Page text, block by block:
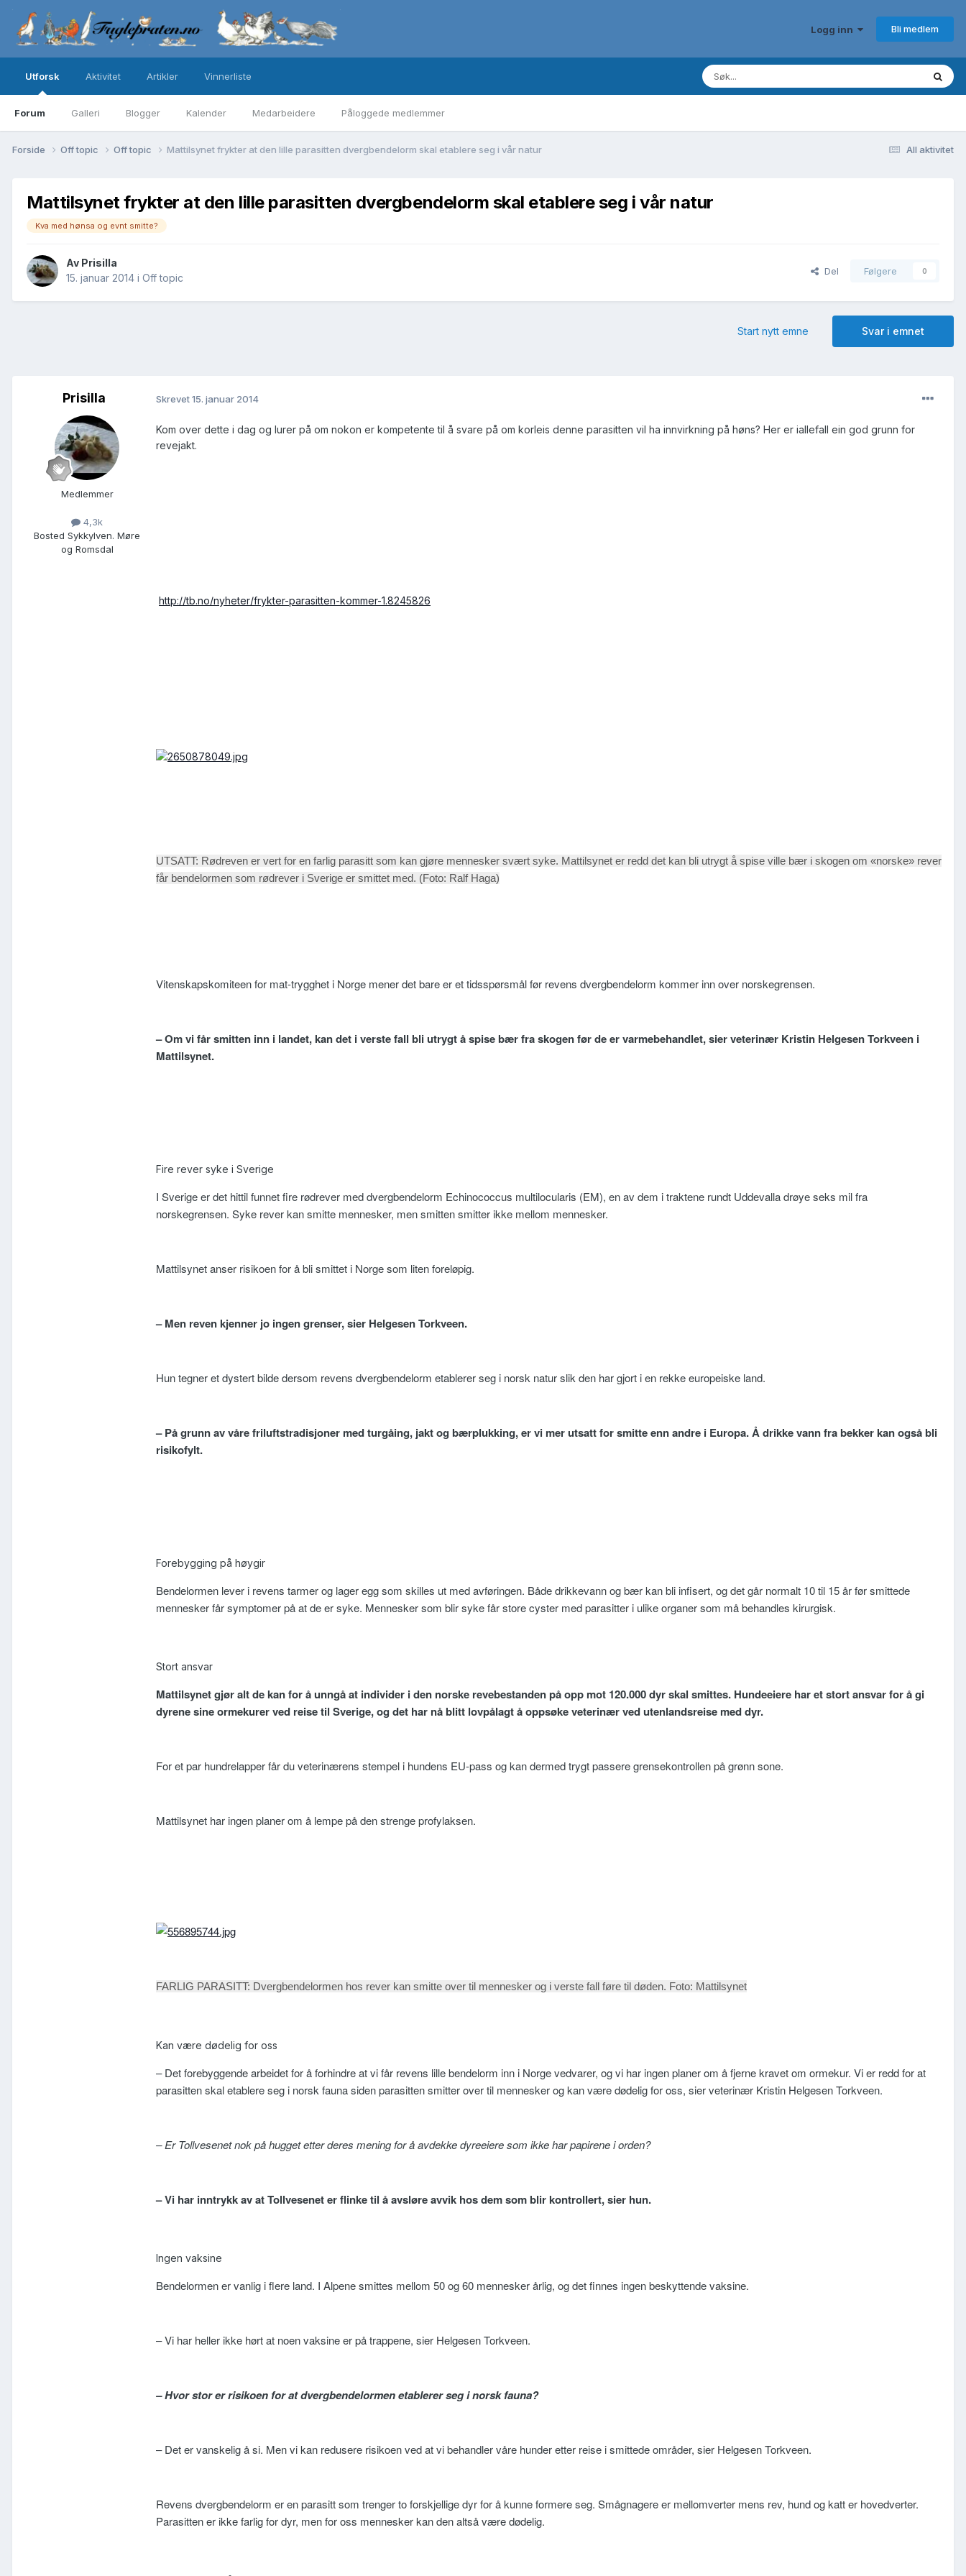
Logg inn Bli medlem
Utforsk
Forum Galleri Blogger Kalender Medarbeidere Påloggede medlemmer
Aktivitet Artikler Vinnerliste
All aktivitet
Forside Off topic Off topic Mattilsynet frykter at den lille parasitten dvergbendelorm skal etablere seg i vår natur
Mattilsynet frykter at den lille parasitten dvergbendelorm skal etablere seg i vår natur
Kva med hønsa og evnt smitte?
Av Prisilla
15. januar 2014 i Off topic
Del Følgere 0
Svar i emnet
Start nytt emne
Prisilla
Medlemmer
4,3k
Bosted Sykkylven. Møre
og Romsdal
Skrevet15. januar 2014
Kom over dette i dag og lurer på om nokon er kompetente til å svare på om korleis denne parasitten vil ha innvirkning på høns? Her er iallefall ein god grunn for
revejakt.
http://tb.no/nyheter/frykter-parasitten-kommer-1.8245826
UTSATT: Rødreven er vert for en farlig parasitt som kan gjøre mennesker svært syke. Mattilsynet er redd det kan bli utrygt å spise ville bær i skogen om «norske» rever
får bendelormen som rødrever i Sverige er smittet med. (Foto: Ralf Haga)
Vitenskapskomiteen for mat-trygghet i Norge mener det bare er et tidsspørsmål før revens dvergbendelorm kommer inn over norskegrensen.
– Om vi får smitten inn i landet, kan det i verste fall bli utrygt å spise bær fra skogen før de er varmebehandlet, sier veterinær Kristin Helgesen Torkveen i
Mattilsynet.
Fire rever syke i Sverige
I Sverige er det hittil funnet fire rødrever med dvergbendelorm Echinococcus multilocularis (EM), en av dem i traktene rundt Uddevalla drøye seks mil fra
norskegrensen. Syke rever kan smitte mennesker, men smitten smitter ikke mellom mennesker.
Mattilsynet anser risikoen for å bli smittet i Norge som liten foreløpig.
– Men reven kjenner jo ingen grenser, sier Helgesen Torkveen.
Hun tegner et dystert bilde dersom revens dvergbendelorm etablerer seg i norsk natur slik den har gjort i en rekke europeiske land.
– På grunn av våre friluftstradisjoner med turgåing, jakt og bærplukking, er vi mer utsatt for smitte enn andre i Europa. Å drikke vann fra bekker kan også bli
risikofylt.
Forebygging på høygir
Bendelormen lever i revens tarmer og lager egg som skilles ut med avføringen. Både drikkevann og bær kan bli infisert, og det går normalt 10 til 15 år før smittede
mennesker får symptomer på at de er syke. Mennesker som blir syke får store cyster med parasitter i ulike organer som må behandles kirurgisk.
Stort ansvar
Mattilsynet gjør alt de kan for å unngå at individer i den norske revebestanden på opp mot 120.000 dyr skal smittes. Hundeeiere har et stort ansvar for å gi
dyrene sine ormekurer ved reise til Sverige, og det har nå blitt lovpålagt å oppsøke veterinær ved utenlandsreise med dyr.
For et par hundrelapper får du veterinærens stempel i hundens EU-pass og kan dermed trygt passere grensekontrollen på grønn sone.
Mattilsynet har ingen planer om å lempe på den strenge profylaksen.
FARLIG PARASITT: Dvergbendelormen hos rever kan smitte over til mennesker og i verste fall føre til døden. Foto: Mattilsynet
Kan være dødelig for oss
– Det forebyggende arbeidet for å forhindre at vi får revens lille bendelorm inn i Norge vedvarer, og vi har ingen planer om å fjerne kravet om ormekur. Vi er redd for at
parasitten skal etablere seg i norsk fauna siden parasitten smitter over til mennesker og kan være dødelig for oss, sier veterinær Kristin Helgesen Torkveen.
– Er Tollvesenet nok på hugget etter deres mening for å avdekke dyreeiere som ikke har papirene i orden?
– Vi har inntrykk av at Tollvesenet er flinke til å avsløre avvik hos dem som blir kontrollert, sier hun.
Ingen vaksine
Bendelormen er vanlig i flere land. I Alpene smittes mellom 50 og 60 mennesker årlig, og det finnes ingen beskyttende vaksine.
– Vi har heller ikke hørt at noen vaksine er på trappene, sier Helgesen Torkveen.
– Hvor stor er risikoen for at dvergbendelormen etablerer seg i norsk fauna?
– Det er vanskelig å si. Men vi kan redusere risikoen ved at vi behandler våre hunder etter reise i smittede områder, sier Helgesen Torkveen.
Revens dvergbendelorm er en parasitt som trenger to forskjellige dyr for å kunne formere seg. Smågnagere er mellomverter mens rev, hund og katt er hovedverter.
Parasitten er ikke farlig for dyr, men for oss mennesker kan den altså være dødelig.